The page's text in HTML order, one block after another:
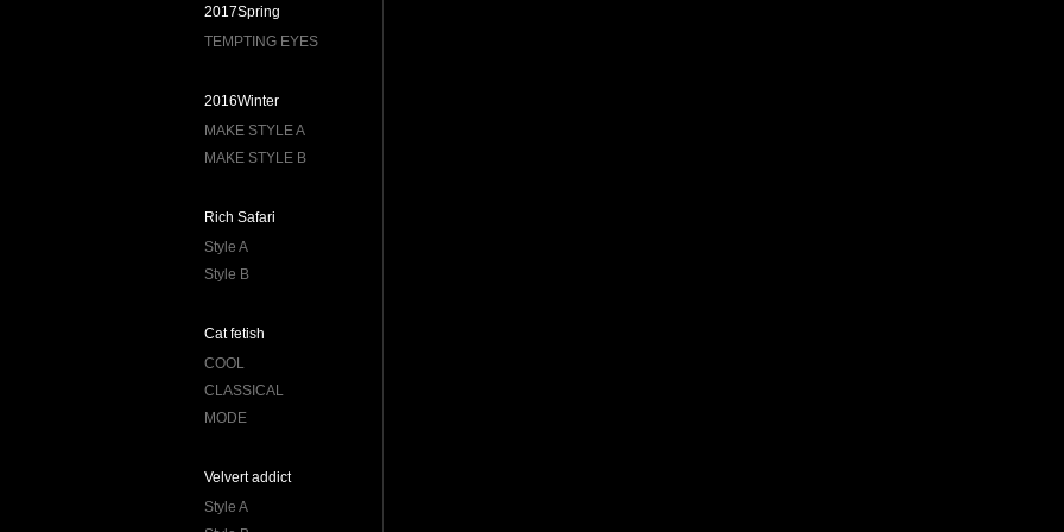
2017Spring
TEMPTING EYES
2016Winter
MAKE STYLE A
MAKE STYLE B
Rich Safari
Style A
Style B
Cat fetish
COOL
CLASSICAL
MODE
Velvert addict
Style A